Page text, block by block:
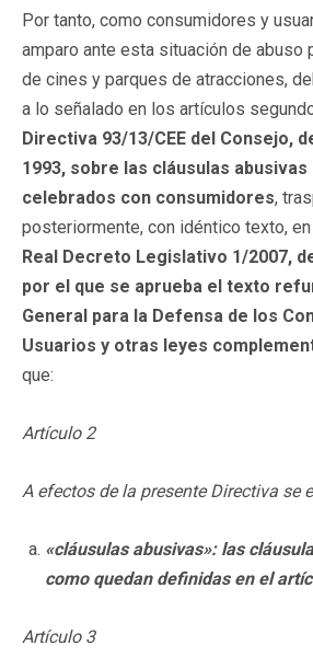
Por tanto, como consumidores y
amparo ante esta situación de abuso
de cines y parques de atracciones,
a lo señalado en los artículos
Directiva 93/13/CEE del Consejo,
1993, sobre las cláusulas
celebrados con consumidores,
posteriormente, con idéntico texto,
Real Decreto Legislativo 1/2007,
por el que se aprueba el texto
General para la Defensa de los
Usuarios y otras leyes
que:
Artículo 2
A efectos de la presente Directiva se
«cláusulas abusivas»: las
como quedan definidas en el
Artículo 3